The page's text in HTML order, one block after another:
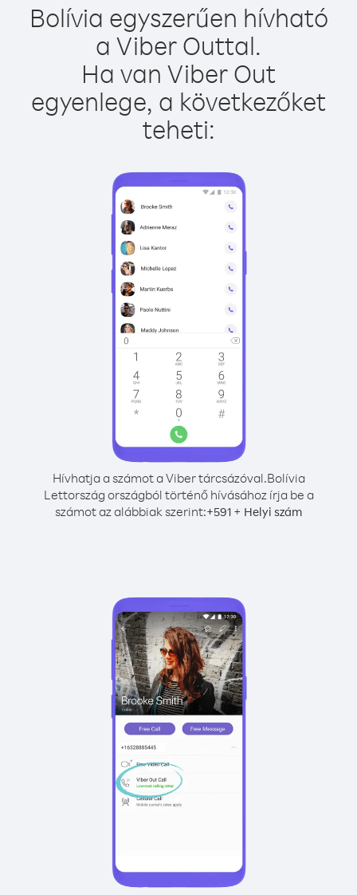
Bolívia egyszerűen hívható
a Viber Outtal.
Ha van Viber Out
egyenlege, a következőket
teheti:
Hívhatja a számot a Viber tárcsázóval.Bolívia
Lettország országból történő hívásához írja be a
számot az alábbiak szerint:+591 + Helyi szám